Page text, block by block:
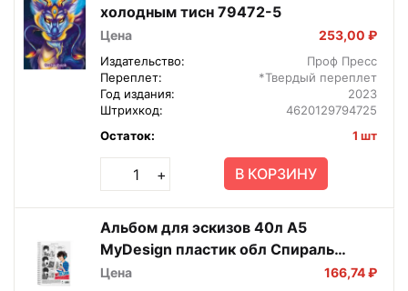
холодным тисн 79472-5
Цена 253,00 ₽
Издательство:
Проф Пресс
Переплет:
*Твердый переплет
Год издания:
2023
Штрихкод:
4620129794725
Остаток:
1 шт
+ В КОРЗИНУ
Альбом для эскизов 40л А5
MyDesign пластик обл Спираль
51531
Цена 166,74 ₽